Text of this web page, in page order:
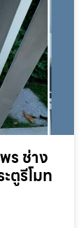
ร ช่าง
ตูรีโมท